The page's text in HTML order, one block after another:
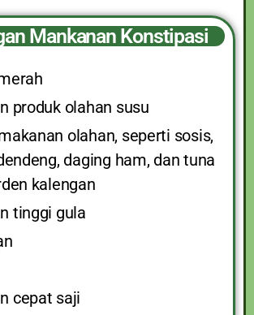
Mankanan Konstipasi
produk olahan susu
olahan, seperti sosis,
daging ham, dan tuna
kalengan
tinggi gula
cepat saji